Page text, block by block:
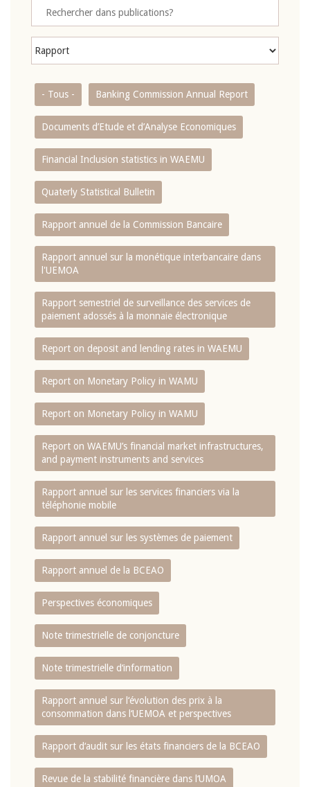
- Tous - Banking Commission Annual Report
Documents d’Etude et d’Analyse Economiques
Financial Inclusion statistics in WAEMU
Quaterly Statistical Bulletin
Rapport annuel de la Commission Bancaire
Rapport annuel sur la monétique interbancaire dans
l'UEMOA
Rapport semestriel de surveillance des services de
paiement adossés à la monnaie électronique
Report on deposit and lending rates in WAEMU
Report on Monetary Policy in WAMU
Report on Monetary Policy in WAMU
Report on WAEMU’s financial market infrastructures,
and payment instruments and services
Rapport annuel sur les services financiers via la
téléphonie mobile
Rapport annuel sur les systèmes de paiement
Rapport annuel de la BCEAO
Perspectives économiques
Note trimestrielle de conjoncture
Note trimestrielle d‘information
Rapport annuel sur l‘évolution des prix à la
consommation dans l‘UEMOA et perspectives
Rapport d‘audit sur les états financiers de la BCEAO
Revue de la stabilité financière dans l‘UMOA